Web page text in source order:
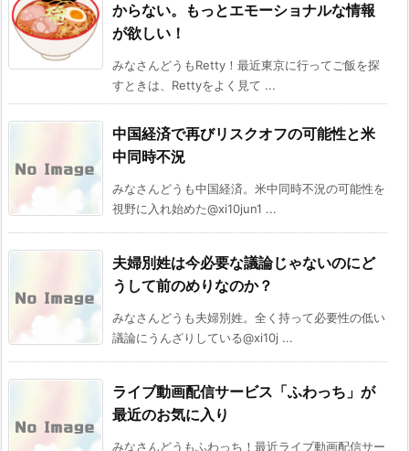
からない。もっとエモーショナルな情報
が欲しい！
みなさんどうもRetty！最近東京に行ってご飯を探
すときは、Rettyをよく見て ...
中国経済で再びリスクオフの可能性と米
中同時不況
みなさんどうも中国経済。米中同時不況の可能性を
視野に入れ始めた@xi10jun1 ...
夫婦別姓は今必要な議論じゃないのにど
うして前のめりなのか？
みなさんどうも夫婦別姓。全く持って必要性の低い
議論にうんざりしている@xi10j ...
ライブ動画配信サービス「ふわっち」が
最近のお気に入り
みなさんどうもふわっち！最近ライブ動画配信サー